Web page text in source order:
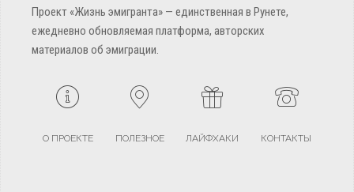
Проект «Жизнь эмигранта» — единственная в Рунете,
ежедневно обновляемая платформа, авторских
материалов об эмиграции.
О ПРОЕКТЕ ПОЛЕЗНОЕ ЛАЙФХАКИ КОНТАКТЫ